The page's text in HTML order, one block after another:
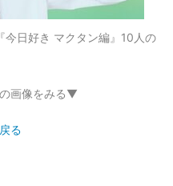
今日好き マクタン編』10人の
画像をみる▼
る